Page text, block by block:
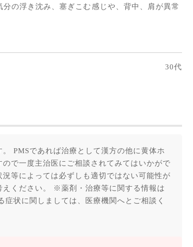
の浮き沈み、塞ぎこむ感じや、背中、肩が異常
30代
PMSであれば治療として漢方の他に黄体ホ
で一度主治医にご相談されてみてはいかがで
等によっては必ずしも適切ではない可能性が
ください。 ※薬剤・治療等に関する情報は
状に関しましては、医療機関へとご相談く